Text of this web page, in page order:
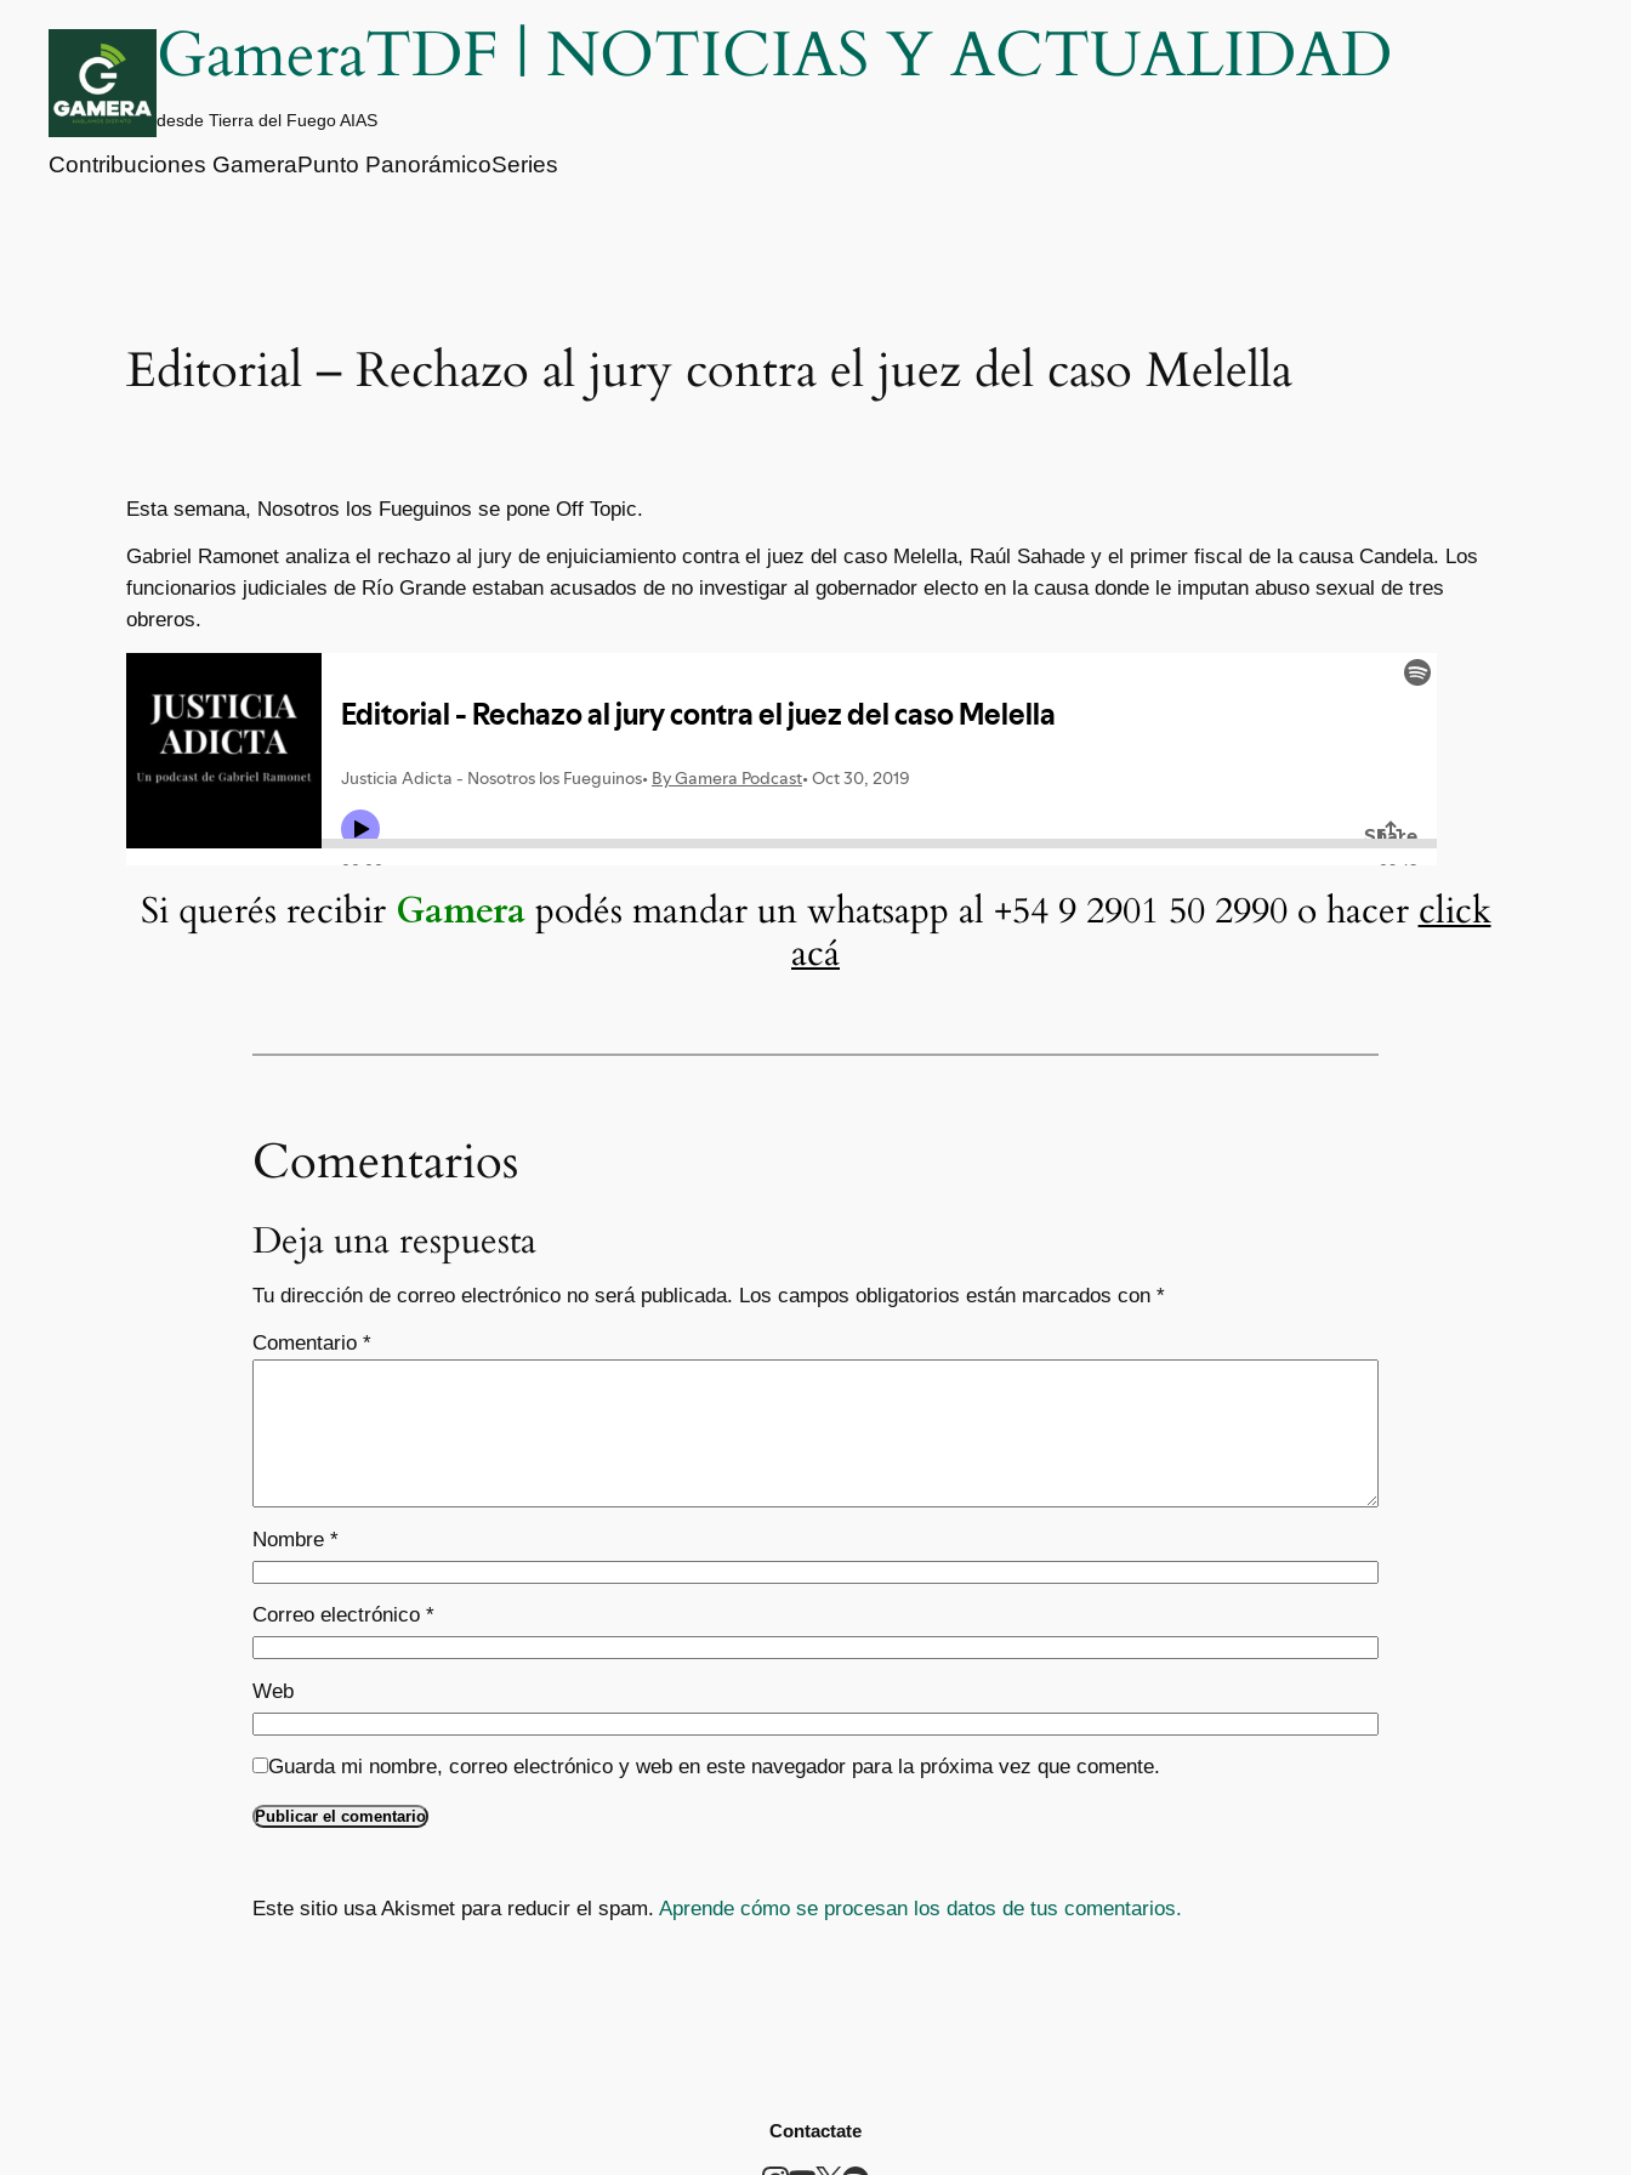
contenido
GameraTDF | NOTICIAS Y ACTUALIDAD
desde Tierra del Fuego AIAS
Contribuciones GameraPunto PanorámicoSeries
Editorial – Rechazo al jury contra el juez del caso Melella
Esta semana, Nosotros los Fueguinos se pone Off Topic.
Gabriel Ramonet analiza el rechazo al jury de enjuiciamiento contra el juez del caso Melella, Raúl Sahade y el primer fiscal de la causa Candela. Los
funcionarios judiciales de Río Grande estaban acusados de no investigar al gobernador electo en la causa donde le imputan abuso sexual de tres
obreros.
Si querés recibir Gamerapodés mandar un whatsapp al +54 9 2901 50 2990 o hacerclick
acá
Comentarios
Deja una respuesta
Tu dirección de correo electrónico no será publicada. Los campos obligatorios están marcados con *
Comentario *
Nombre *
Correo electrónico *
Web
Guarda mi nombre, correo electrónico y web en este navegador para la próxima vez que comente.
Este sitio usa Akismet para reducir el spam. Aprende cómo se procesan los datos de tus comentarios.
Contactate